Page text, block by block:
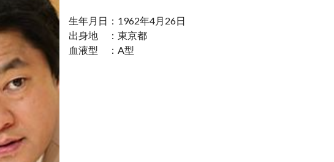
生年月日：1962年4月26日
出身地 ：東京都
血液型 ：A型